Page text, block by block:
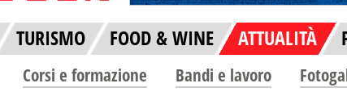
TURISMO FOOD & WINE ATTUALITÀ
Corsi e formazione Bandi e lavoro